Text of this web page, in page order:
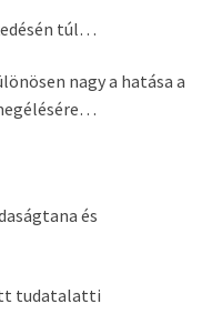
túl…
nagy a hatása a
és
tudatalatti